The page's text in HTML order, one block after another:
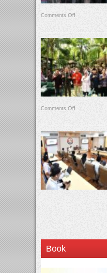
Comments Off
Comments Off
Book